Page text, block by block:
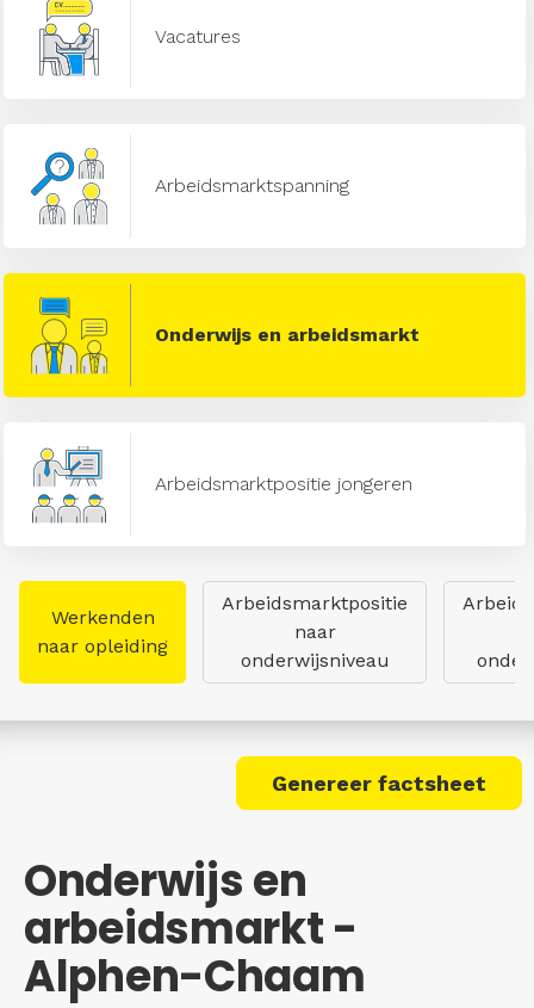
Vacatures
Arbeidsmarktspanning
Onderwijs en arbeidsmarkt
Arbeidsmarktpositie jongeren
Werkenden
naar opleiding
Arbeidsmarktpositie
naar
onderwijsniveau
Genereer factsheet
Onderwijs en
arbeidsmarkt -
Alphen-Chaam